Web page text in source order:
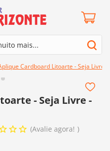
mais...
Cardboard Litoarte - Seja Livre -
- Seja Livre -
Avalie agora!